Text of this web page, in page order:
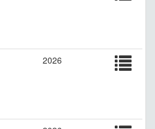
2026